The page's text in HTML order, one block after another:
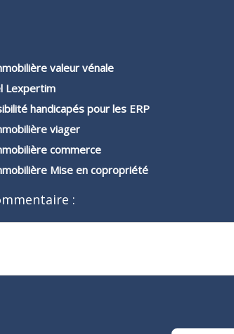
valeur vénale
Lexpertim
handicapés pour les ERP
viager
commerce
Mise en copropriété
: